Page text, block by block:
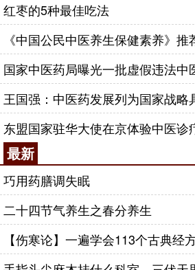
红枣的5种最佳吃法
《中国公民中医养生保健素养》
国家中医药局曝光一批虚假违法中
王国强：中医药发展列为国家战略
东盟国家驻华大使在京体验中医诊
最新
巧用药膳调失眠
二十四节气养生之春分养生
【伤寒论】一遍学会113个古典经